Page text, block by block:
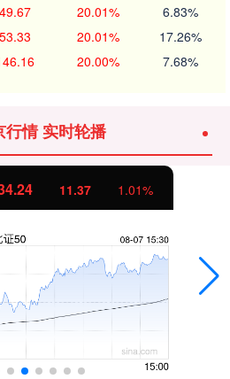
49.67 20.01% 6.83%
53.33 20.01% 17.26%
20.00% 7.68%
行情 实时轮播
11.37 1.01%